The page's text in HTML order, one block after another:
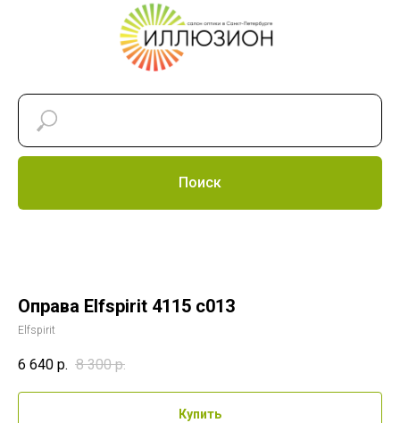
Поиск
Оправа Elfspirit 4115 c013
Elfspirit
6 640 р. 8 300 р.
Купить